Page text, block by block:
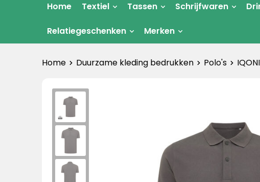
Home Textiel Tassen Schrijfwaren
Relatiegeschenken Merken
Home Duurzame kleding bedrukken Polo's